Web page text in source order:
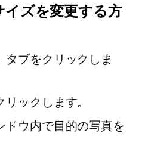
ズを変更する方
タブをクリックしま
リックします。
ドウ内で目的の写真を